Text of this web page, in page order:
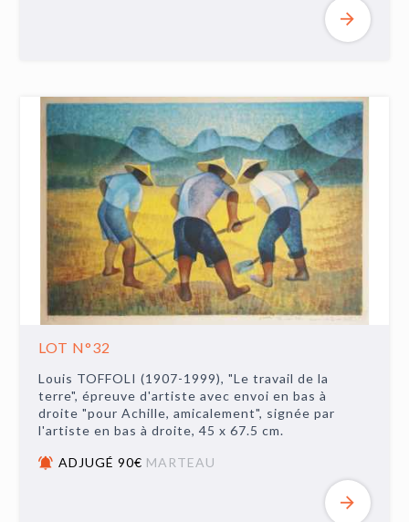
LOT N°32
Louis TOFFOLI (1907-1999), "Le travail de la
terre", épreuve d'artiste avec envoi en bas à
droite "pour Achille, amicalement", signée par
l'artiste en bas à droite, 45 x 67.5 cm.
ADJUGÉ 90€ MARTEAU